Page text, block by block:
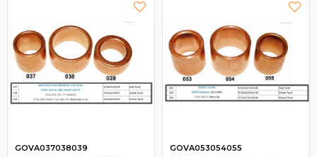
GOVA037038039 GOVA053054055